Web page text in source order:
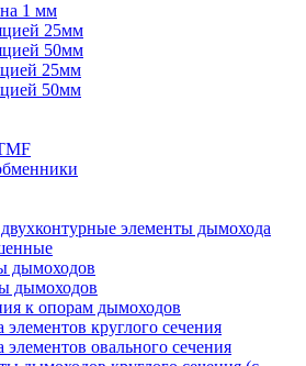
1 мм
25мм
50мм
25мм
50мм
элементы дымохода
дымоходов
дымоходов
к опорам дымоходов
круглого сечения
овального сечения